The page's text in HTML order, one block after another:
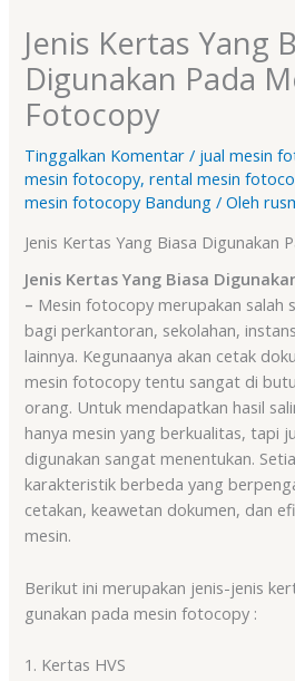
Jenis Kertas Yang
Digunakan Pada
Fotocopy
Tinggalkan Komentar / jual mesin
mesin fotocopy,rental mesin
mesin fotocopy Bandung / Oleh
Jenis Kertas Yang Biasa Digunakan
Jenis Kertas Yang Biasa
– Mesin fotocopy merupakan salah
bagi perkantoran, sekolahan,
lainnya. Kegunaanya akan cetak
mesin fotocopy tentu sangat di
orang. Untuk mendapatkan hasil
hanya mesin yang berkualitas, tapi
digunakan sangat menentukan.
karakteristik berbeda yang
cetakan, keawetan dokumen, dan
mesin.
Berikut ini merupakan jenis-jenis
gunakan pada mesin fotocopy :
1. Kertas HVS